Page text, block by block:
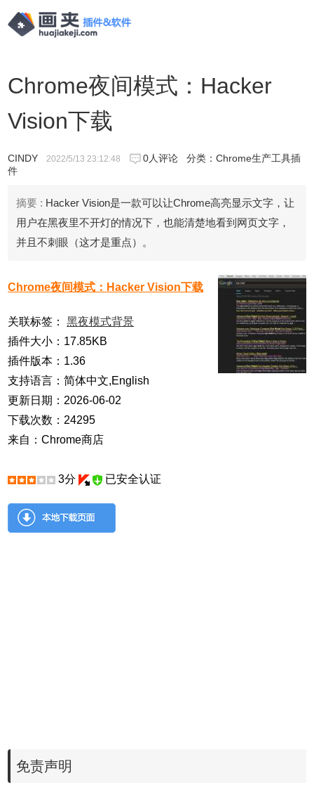
Chrome夜间模式：Hacker
Vision下载
CINDY 2022/5/13 23:12:48 0人评论 分类：Chrome生产工具插
件
摘要 : Hacker Vision是一款可以让Chrome高亮显示文字，让
用户在黑夜里不开灯的情况下，也能清楚地看到网页文字，
并且不刺眼（这才是重点）。
Chrome夜间模式：Hacker Vision下载
关联标签：
黑夜模式背景
插件大小：17.85KB
插件版本：1.36
支持语言：简体中文,English
更新日期：2026-06-02
下载次数：24295
来自：Chrome商店
3分 已安全认证
免责声明